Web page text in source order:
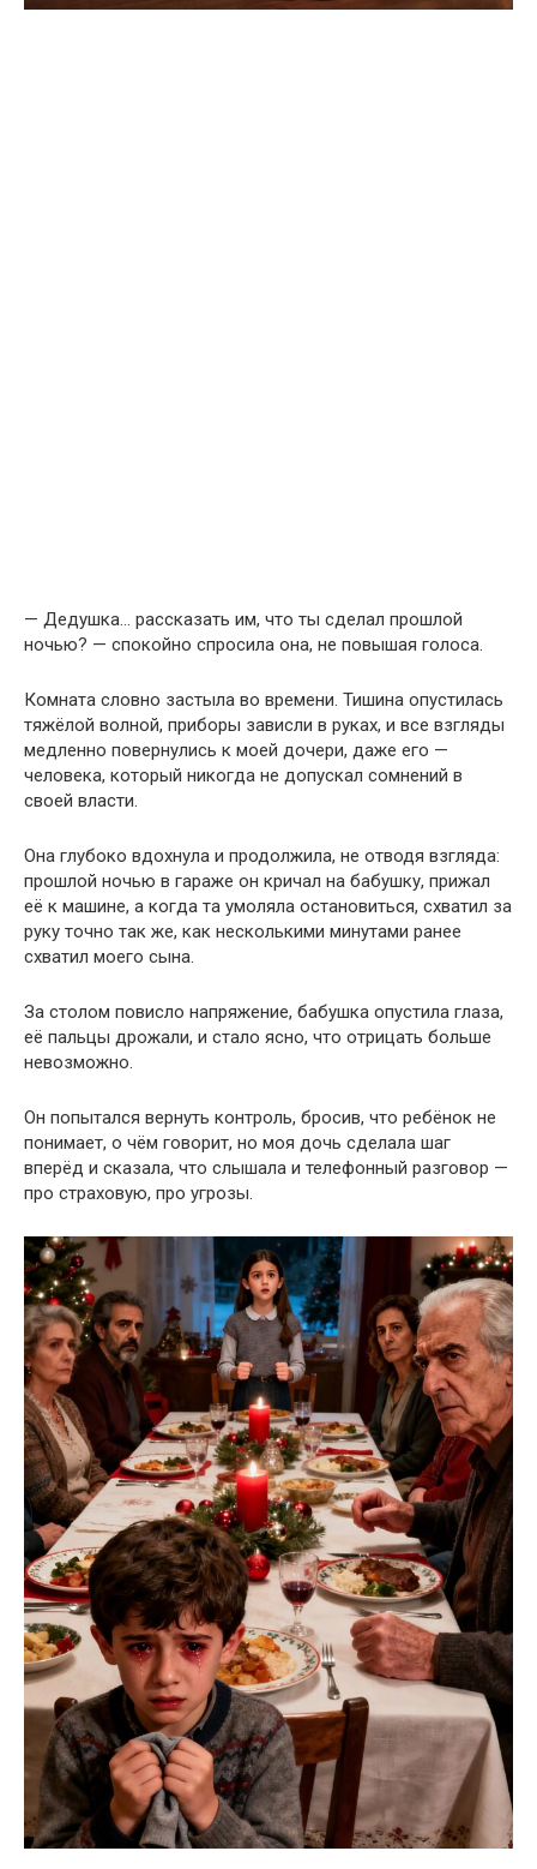
— Дедушка… рассказать им, что ты сделал прошлой
ночью? — спокойно спросила она, не повышая голоса.
Комната словно застыла во времени. Тишина опустилась
тяжёлой волной, приборы зависли в руках, и все взгляды
медленно повернулись к моей дочери, даже его —
человека, который никогда не допускал сомнений в
своей власти.
Она глубоко вдохнула и продолжила, не отводя взгляда:
прошлой ночью в гараже он кричал на бабушку, прижал
её к машине, а когда та умоляла остановиться, схватил за
руку точно так же, как несколькими минутами ранее
схватил моего сына.
За столом повисло напряжение, бабушка опустила глаза,
её пальцы дрожали, и стало ясно, что отрицать больше
невозможно.
Он попытался вернуть контроль, бросив, что ребёнок не
понимает, о чём говорит, но моя дочь сделала шаг
вперёд и сказала, что слышала и телефонный разговор —
про страховую, про угрозы.